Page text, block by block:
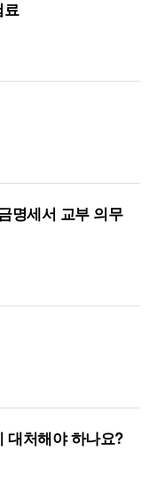
료
명세서 교부 의무
대처해야 하나요?